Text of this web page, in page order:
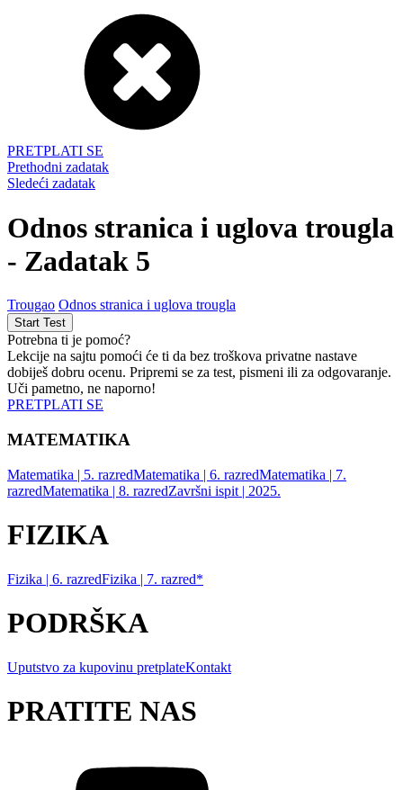
PRETPLATI SE
Prethodni zadatak
Sledeći zadatak
Odnos stranica i uglova trougla
- Zadatak 5
Trougao Odnos stranica i uglova trougla
Potrebna ti je pomoć?
Lekcije na sajtu pomoći će ti da bez troškova privatne nastave
dobiješ dobru ocenu. Pripremi se za test, pismeni ili za odgovaranje.
Uči pametno, ne naporno!
PRETPLATI SE
MATEMATIKA
Matematika | 5. razredMatematika | 6. razredMatematika | 7.
razredMatematika | 8. razredZavršni ispit | 2025.
FIZIKA
Fizika | 6. razredFizika | 7. razred*
PODRŠKA
Uputstvo za kupovinu pretplateKontakt
PRATITE NAS